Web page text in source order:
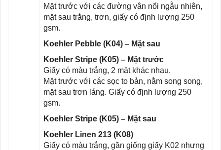
Mặt trước với các đường vân nổi ngẫu nhiên,
mặt sau trắng, trơn, giấy có định lượng 250
gsm.
Koehler Pebble (K04) – Mặt sau
Koehler Stripe (K05) – Mặt trước
Giấy có màu trắng, 2 mặt khác nhau.
Mặt trước với các sọc to bản, nằm song song,
mặt sau trơn láng. Giấy có định lượng 250
gsm.
Koehler Stripe (K05) – Mặt sau
Koehler Linen 213 (K08)
Giấy có màu trắng, gần giống giấy K02 nhưng